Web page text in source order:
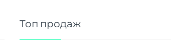
Топ продаж